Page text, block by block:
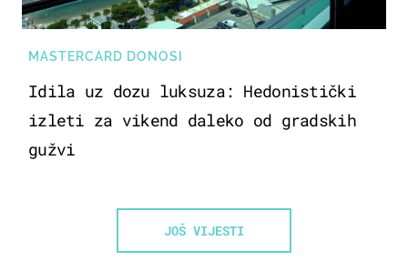
MASTERCARD DONOSI
Idila uz dozu luksuza: Hedonistički
izleti za vikend daleko od gradskih
gužvi
JOŠ VIJESTI